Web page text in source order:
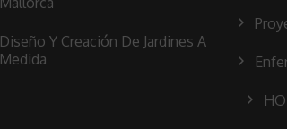
Diseño Y Creación De Jardines A
Medida